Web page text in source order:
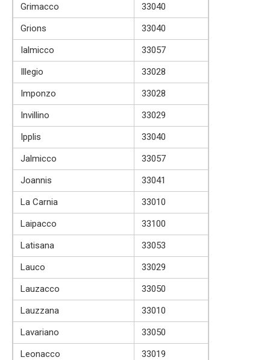
Grimacco
33040
Grions
33040
Ialmicco
33057
Illegio
33028
Imponzo
33028
Invillino
33029
Ipplis
33040
Jalmicco
33057
Joannis
33041
La Carnia
33010
Laipacco
33100
Latisana
33053
Lauco
33029
Lauzacco
33050
Lauzzana
33010
Lavariano
33050
Leonacco
33019